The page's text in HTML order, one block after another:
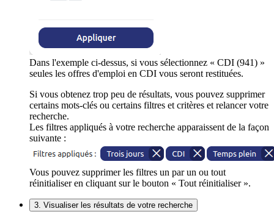
Dans l'exemple ci-dessus, si vous sélectionnez « CDI (941) »
seules les offres d'emploi en CDI vous seront restituées.
Si vous obtenez trop peu de résultats, vous pouvez supprimer
certains mots-clés ou certains filtres et critères et relancer votre
recherche.
Les filtres appliqués à votre recherche apparaissent de la façon
suivante :
Vous pouvez supprimer les filtres un par un ou tout
réinitialiser en cliquant sur le bouton « Tout réinitialiser ».
3. Visualiser les résultats de votre recherche